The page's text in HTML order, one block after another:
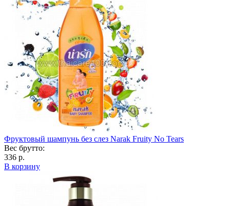
Фруктовый шампунь без слез Narak Fruity No Tears
Вес брутто:
336 р.
В корзину